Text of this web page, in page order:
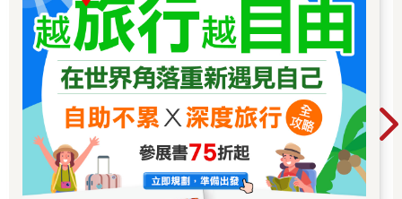
自然也能防風。在許多天氣惡劣的狀況下，我都很慶幸買了一件
好的防水褲與外套！市面上有太多「防水外套」，但其實程度都
不一樣，必須仔細閱讀防水性（waterproof ratings）與透氣度
（breathability）才能決定。通常防水性增加，透氣度就會減低，
最好選擇材質須有平衡點。建議褲子防水性至少5000mm，防水
外套至少10000mm，不過高達20000mm就會變成太過厚重的滑
雪衣物。
■普通外穿衣物